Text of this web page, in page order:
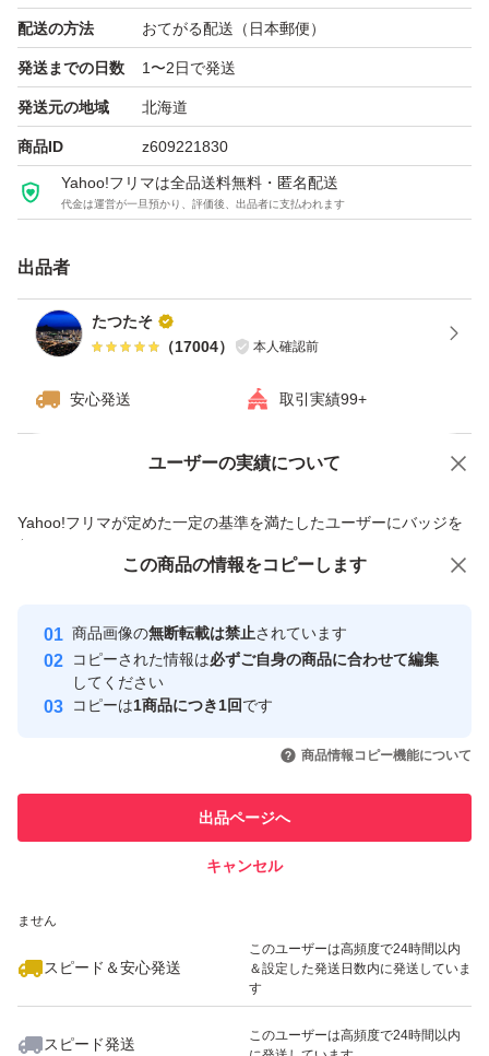
※新品未使用ではございますが、購入時より擦り傷などが
ある場合がございますので、ご了承のうえご購入頂きます
ようお願い申し上げます。
商品の説明
4種のブラック成分(クレイ、ブラックティーエキス、黒大
が、独自の「毛穴メンテ」アプローチで大人の毛穴を包括
的にケア。
微細拡散処方で毛穴の目立たないつるんとなめらか肌へ導
凝り固まった角栓を吸着除去:角栓を溶かしながら、皮脂
や汚れを吸着します。
立ちにくくします。
【大人の角栓ケア】
マイルドピーリング:肌表面に蓄積した角質を柔らかくし
軽やかに広がって肌への負担が少ないオイル。洗い流した
後は、つっぱらず、つるんとなめらかな仕上がり
クリアハーブシトラスの香り(レモン果皮やローズマリー
などの天然精油をブレンドしたハーブ香る柑橘アロマ)
えたすっきりとした爽快感を感じる香り
配送の方法 おてがる配送（日本郵便）
発送までの日数 1〜2日で発送
発送元の地域 北海道
商品ID z609221830
Yahoo!フリマは全品送料無料・匿名配送
代金は運営が一旦預かり、評価後、出品者に支払われます
出品者
たつたそ
（17004） 本人確認前
安心発送 取引実績99+
ユーザーの実績について
Yahoo!フリマが定めた一定の基準を満たしたユーザーにバッジを
付与しています
安心取引出品者
心・安全なユーザーです
取引実績
引を完了させた実績があります
での取引実績があります
ません
スピード＆安心発送
このユーザーは高頻度で24時間以内
＆設定した発送日数内に発送していま
す
スピード発送
このユーザーは高頻度で24時間以内
価格の相談 商品への質問
この商品の情報をコピーします
商品画像の無断転載は禁止されています
コピーされた情報は必ずご自身の商品に合わせて編集
してください
コピーは1商品につき1回です
商品情報コピー機能について
出品ページへ
キャンセル
この商品をみている人にオススメ